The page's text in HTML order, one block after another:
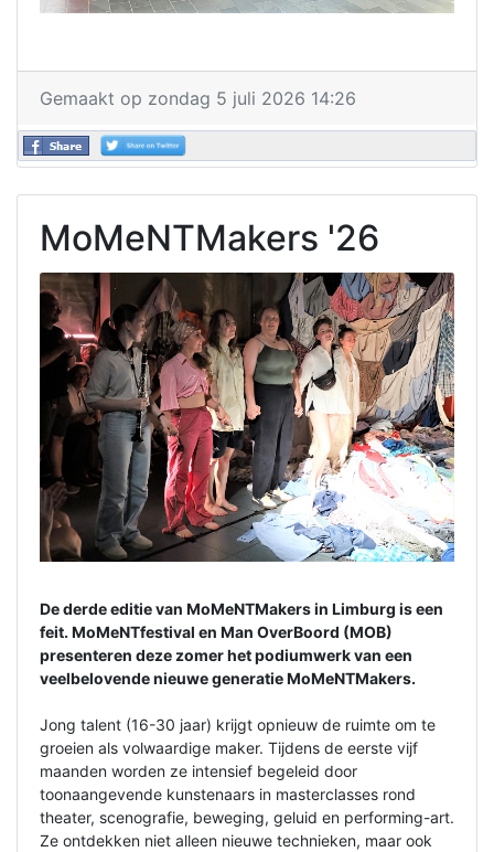
Gemaakt op zondag 5 juli 2026 14:26
MoMeNTMakers '26
De derde editie van MoMeNTMakers in Limburg is een
feit. MoMeNTfestival en Man OverBoord (MOB)
presenteren deze zomer het podiumwerk van een
veelbelovende nieuwe generatie MoMeNTMakers.
Jong talent (16-30 jaar) krijgt opnieuw de ruimte om te
groeien als volwaardige maker. Tijdens de eerste vijf
maanden worden ze intensief begeleid door
toonaangevende kunstenaars in masterclasses rond
theater, scenografie, beweging, geluid en performing-art.
Ze ontdekken niet alleen nieuwe technieken, maar ook